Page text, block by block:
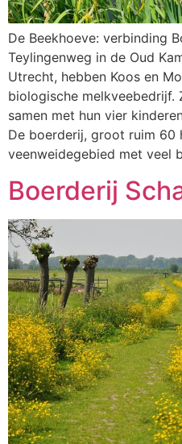
De Beekhoeve: verbinding
Teylingenweg in de Oud
Utrecht, hebben Koos en
biologische melkveebedrijf.
samen met hun vier
De boerderij, groot ruim 60
veenweidegebied met veel
Boerderij